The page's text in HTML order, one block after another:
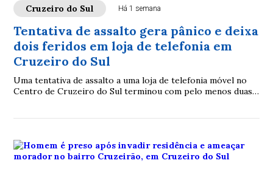
Cruzeiro do Sul Há 1 semana
Tentativa de assalto gera pânico e deixa
dois feridos em loja de telefonia em
Cruzeiro do Sul
Uma tentativa de assalto a uma loja de telefonia móvel no
Centro de Cruzeiro do Sul terminou com pelo menos duas